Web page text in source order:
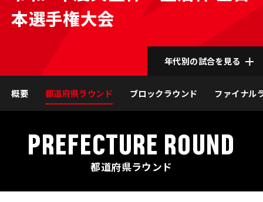
本選手権大会
年代別の試合を見る
概要 都道府県ラウンド ブロックラウンド ファイナル
PREFECTURE ROUND
都道府県ラウンド